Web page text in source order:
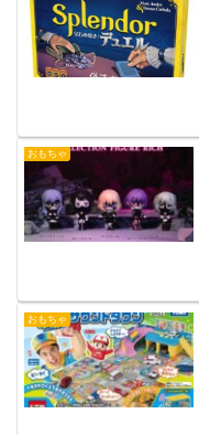
おもちゃ
おもちゃ